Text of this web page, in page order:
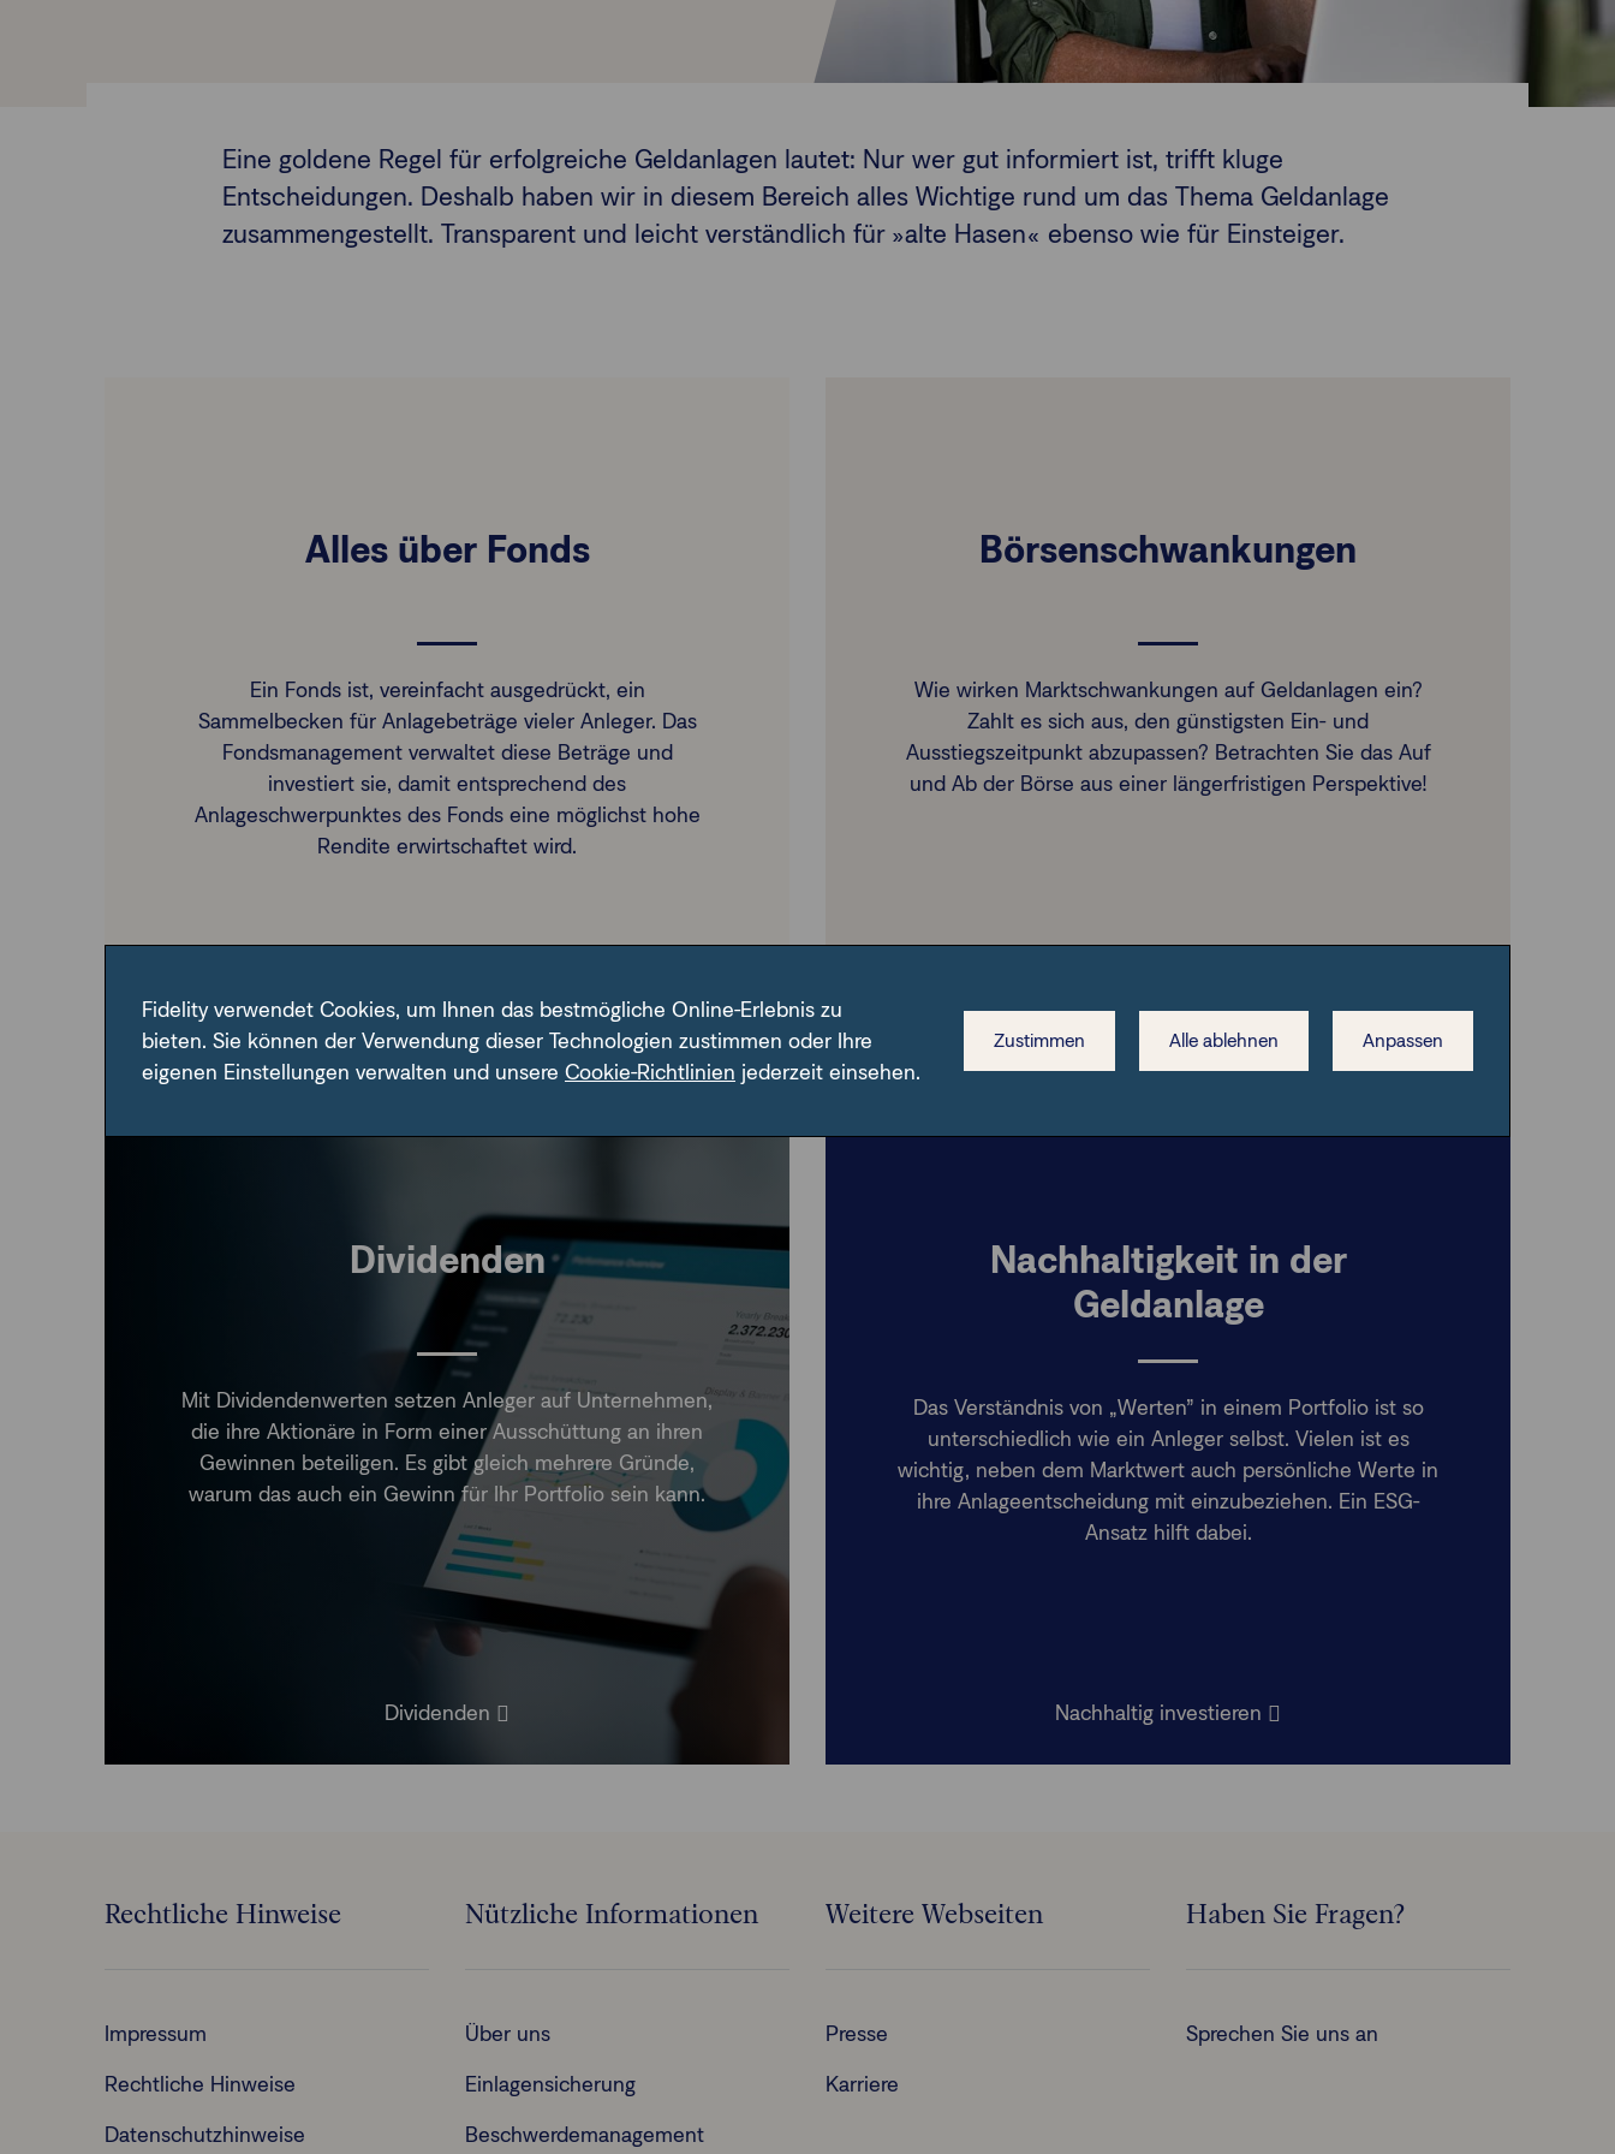
Eine goldene Regel für erfolgreiche Geldanlagen lautet: Nur wer gut informiert ist, trifft kluge
Entscheidungen. Deshalb haben wir in diesem Bereich alles Wichtige rund um das Thema Geldanlage
zusammengestellt. Transparent und leicht verständlich für »alte Hasen« ebenso wie für Einsteiger.
Alles über Fonds
Ein Fonds ist, vereinfacht ausgedrückt, ein
Sammelbecken für Anlagebeträge vieler Anleger. Das
Fondsmanagement verwaltet diese Beträge und
investiert sie, damit entsprechend des
Anlageschwerpunktes des Fonds eine möglichst hohe
Rendite erwirtschaftet wird.
Alles über Fonds
Börsenschwankungen
Wie wirken Marktschwankungen auf Geldanlagen ein?
Zahlt es sich aus, den günstigsten Ein- und
Ausstiegszeitpunkt abzupassen? Betrachten Sie das Auf
und Ab der Börse aus einer längerfristigen Perspektive!
Dividenden
Mit Dividendenwerten setzen Anleger auf Unternehmen,
die ihre Aktionäre in Form einer Ausschüttung an ihren
Gewinnen beteiligen. Es gibt gleich mehrere Gründe,
warum das auch ein Gewinn für Ihr Portfolio sein kann.
Dividenden
Nachhaltigkeit in der
Geldanlage
Das Verständnis von „Werten” in einem Portfolio ist so
unterschiedlich wie ein Anleger selbst. Vielen ist es
wichtig, neben dem Marktwert auch persönliche Werte in
ihre Anlageentscheidung mit einzubeziehen. Ein ESG-
Ansatz hilft dabei.
Nachhaltig investieren
Rechtliche Hinweise
Impressum
Rechtliche Hinweise
Datenschutzhinweise
Nützliche Informationen
Über uns
Einlagensicherung
Beschwerdemanagement
Weitere Webseiten
Presse
Karriere
Haben Sie Fragen?
Sprechen Sie uns an
Fidelity verwendet Cookies, um Ihnen das bestmögliche Online-Erlebnis zu
bieten. Sie können der Verwendung dieser Technologien zustimmen oder Ihre
eigenen Einstellungen verwalten und unsere Cookie-Richtlinien jederzeit einsehen.
Zustimmen Alle ablehnen Anpassen